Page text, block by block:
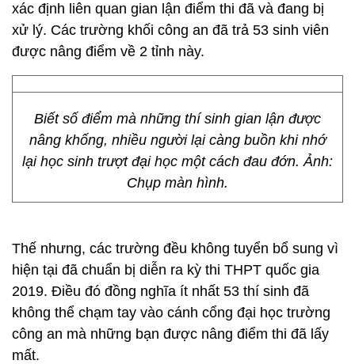
xác định liên quan gian lận điểm thi đã và đang bị
xử lý. Các trường khối công an đã trả 53 sinh viên
được nâng điểm về 2 tỉnh này.
Biết số điểm mà những thí sinh gian lận được
nâng khống, nhiều người lại càng buồn khi nhớ
lại học sinh trượt đại học một cách đau đớn. Ảnh:
Chụp màn hình.
Thế nhưng, các trường đều không tuyển bổ sung vì
hiện tại đã chuẩn bị diễn ra kỳ thi THPT quốc gia
2019. Điều đó đồng nghĩa ít nhất 53 thí sinh đã
không thể chạm tay vào cánh cổng đại học trường
công an mà những bạn được nâng điểm thi đã lấy
mất.